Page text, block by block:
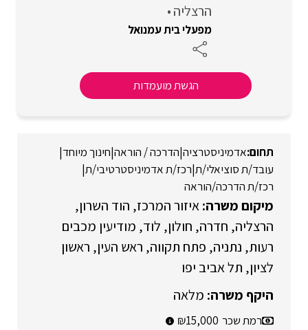
הרצליה
מפעלי בית עמנואל
הגשת מועמדות
אדמיניסטרציה|הדרכה / הוראה|חינוך מיוחד|
עובד/ת סוציאלי/ת|רכז/ת אדמיניסטרטיבי/ת|
רכז/ת הדרכה/הוראה
איזור המרכז הוד השרון
הרצליה חדרה חולון לוד מודיעין מכבים
רעות נתניה פתח תקווה ראש העין ראשון
לציון תל אביב יפו
מלאה
רמת שכר 15,000